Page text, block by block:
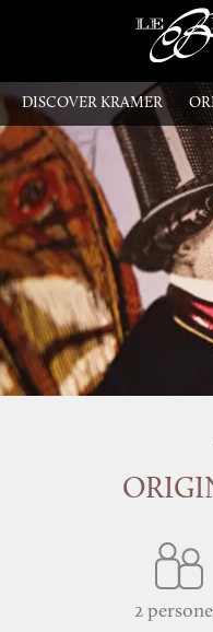
DISCOVER KRAMER
2